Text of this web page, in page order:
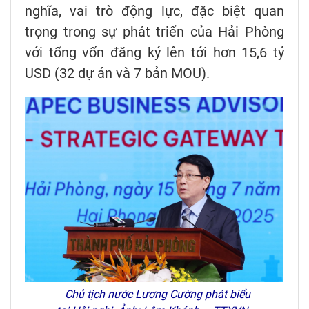
nghĩa, vai trò động lực, đặc biệt quan
trọng trong sự phát triển của Hải Phòng
với tổng vốn đăng ký lên tới hơn 15,6 tỷ
USD (32 dự án và 7 bản MOU).
Chủ tịch nước Lương Cường phát biểu